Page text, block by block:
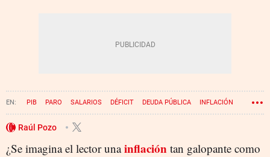
PIB PARO SALARIOS DÉFICIT DEUDA PÚBLICA INFLACIÓN
TIPOS DE INTERÉS
Raúl Pozo
¿Se imagina el lector unainflación tan galopante como